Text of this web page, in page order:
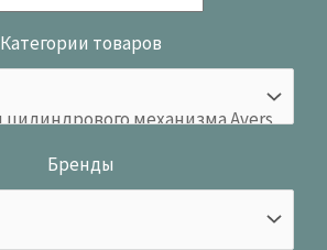
Категории товаров
Бренды